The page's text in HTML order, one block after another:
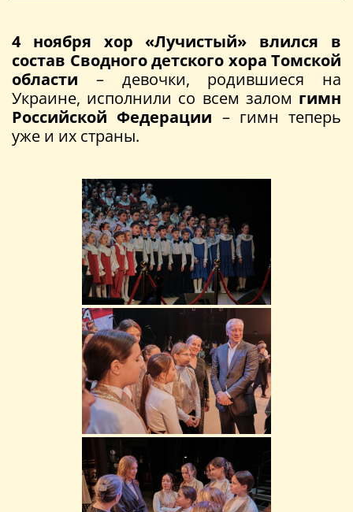
4 ноября хор «Лучистый»
влился в
состав Сводного детского хора Томской
области – девочки, родившиеся на
Украине, исполнили со всем залом гимн
Российской Федерации – гимн теперь
уже и их страны.